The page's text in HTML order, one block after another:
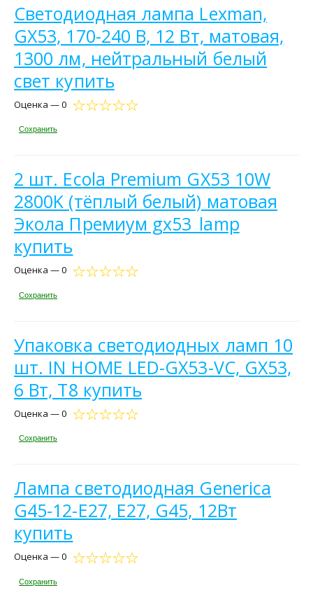
Светодиодная лампа Lexman,
GX53, 170-240 В, 12 Вт, матовая,
1300 лм, нейтральный белый
свет купить
Оценка — 0
Сохранить
2 шт. Ecola Premium GX53 10W
2800K (тёплый белый) матовая
Экола Премиум gx53_lamp
купить
Оценка — 0
Сохранить
Упаковка светодиодных ламп 10
шт. IN HOME LED-GX53-VC, GX53,
6 Вт, T8 купить
Оценка — 0
Сохранить
Лампа светодиодная Generica
G45-12-E27, E27, G45, 12Вт
купить
Оценка — 0
Сохранить